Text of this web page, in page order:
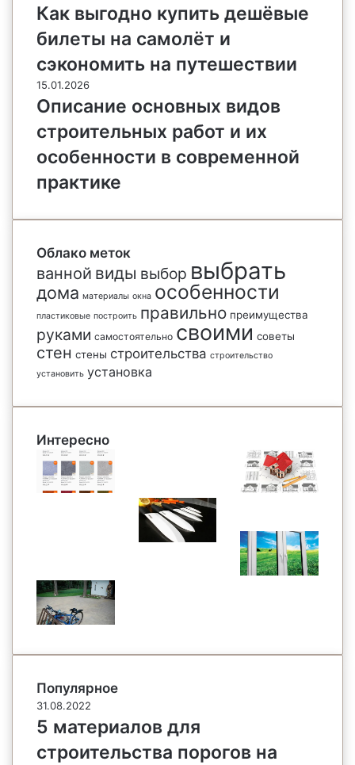
Как выгодно купить дешёвые
билеты на самолёт и
сэкономить на путешествии
15.01.2026
Описание основных видов
строительных работ и их
особенности в современной
практике
Облако меток
ванной виды выбор выбрать
дома материалы окна особенности
пластиковые построить правильно преимущества
руками самостоятельно своими советы
стен стены строительства строительство
установить установка
Интересно
Популярное
31.08.2022
5 материалов для
строительства порогов на